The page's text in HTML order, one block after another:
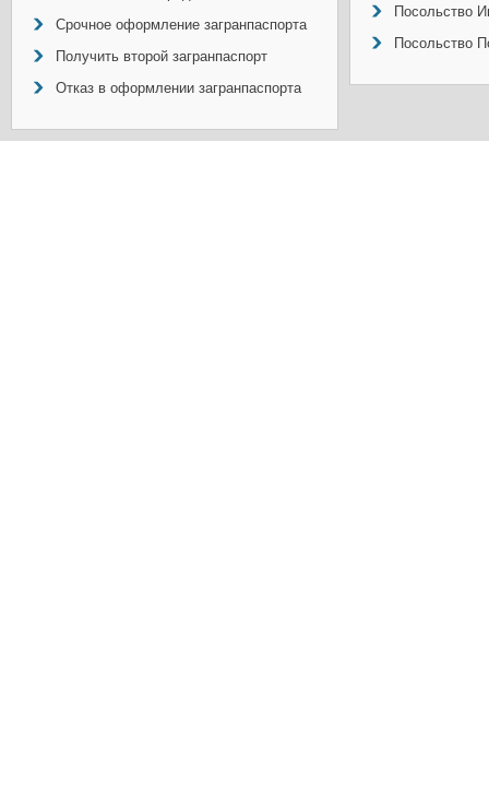
Срочное оформление загранпаспорта
Получить второй загранпаспорт
Отказ в оформлении загранпаспорта
Посольство
Посольство